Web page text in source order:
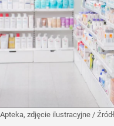
Apteka, zdjęcie ilustracyjne /